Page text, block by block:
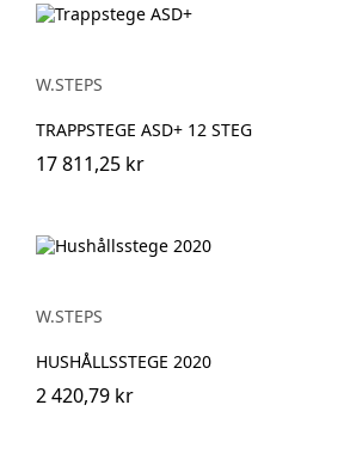
W.STEPS
TRAPPSTEGE ASD+ 12 STEG
17 811,25 kr
W.STEPS
HUSHÅLLSSTEGE 2020
2 420,79 kr